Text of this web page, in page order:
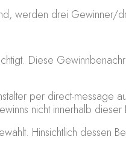
werden drei Gewinner/
Diese
per direct-message
nicht innerhalb dieser
Hinsichtlich dessen